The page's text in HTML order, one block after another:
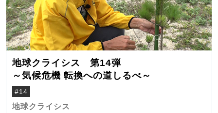
地球クライシス 第14弾
～気候危機 転換への道しるべ～
#14
地球クライシス